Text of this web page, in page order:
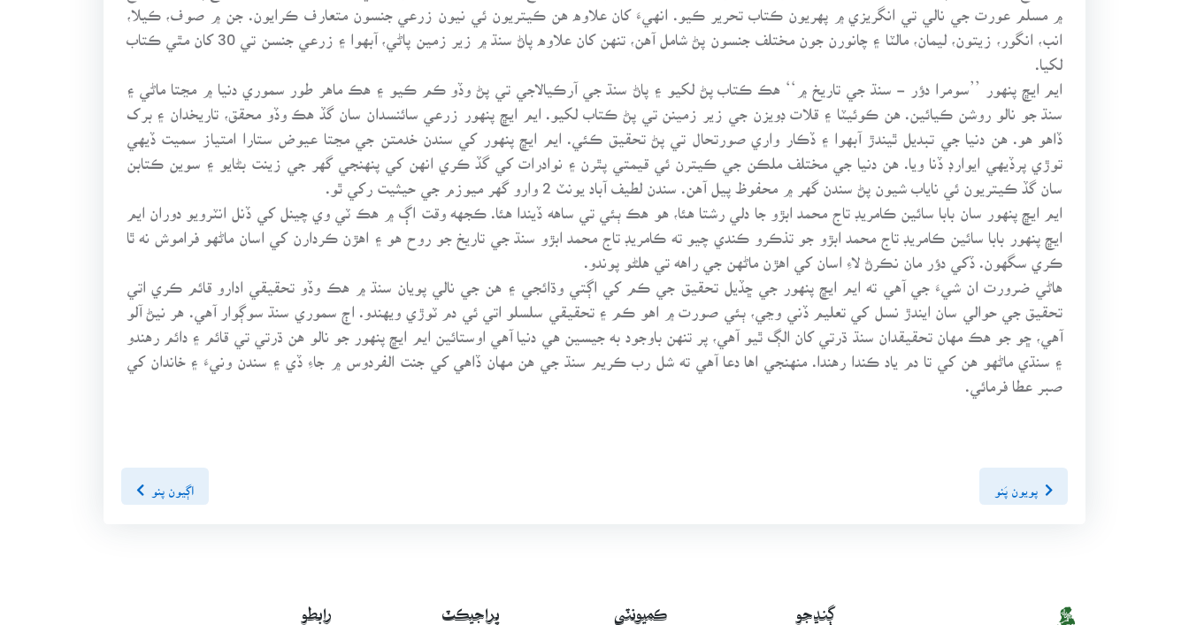
۾ مسلم عورت جي نالي تي انگريزي ۾ پهريون ڪتاب تحرير ڪيو. انهيءَ کان علاوه هن ڪيتريون ئي نيون زرعي جنسون متعارف ڪرايون. جن ۾ صوف، ڪيلا،
انب، انگور، زيتون، ليمان، مالٽا ۽ چانورن جون مختلف جنسون پڻ شامل آهن، تنهن کان علاوه پاڻ سنڌ ۾ زير زمين پاڻي، آبهوا ۽ زرعي جنسن تي 30 کان مٿي ڪتاب
لکيا.
ايم ايڇ پنهور ’’سومرا دؤر - سنڌ جي تاريخ ۾‘‘ هڪ ڪتاب پڻ لکيو ۽ پاڻ سنڌ جي آرڪيالاجي تي پڻ وڏو ڪم ڪيو ۽ هڪ ماهر طور سموري دنيا ۾ مڃتا ماڻي ۽
سنڌ جو نالو روشن ڪيائين. هن ڪوئيٽا ۽ قلات ڊويزن جي زير زمينن تي پڻ ڪتاب لکيو. ايم ايڇ پنهور زرعي سائنسدان سان گڏ هڪ وڏو محقق، تاريخدان ۽ برک
ڏاهو هو. هن دنيا جي تبديل ٿيندڙ آبهوا ۽ ڏڪار واري صورتحال تي پڻ تحقيق ڪئي. ايم ايڇ پنهور کي سندن خدمتن جي مڃتا عيوض ستارا امتياز سميت ڏيهي
توڙي پرڏيهي ايوارڊ ڏنا ويا. هن دنيا جي مختلف ملڪن جي ڪيترن ئي قيمتي پٿرن ۽ نوادرات کي گڏ ڪري انهن کي پنهنجي گهر جي زينت بڻايو ۽ سوين ڪتابن
سان گڏ ڪيتريون ئي ناياب شيون پڻ سندن گهر ۾ محفوظ پيل آهن. سندن لطيف آباد يونٽ 2 وارو گهر ميوزم جي حيثيت رکي ٿو.
ايم ايڇ پنهور سان بابا سائين ڪامريڊ تاج محمد ابڙو جا دلي رشتا هئا، هو هڪ ٻئي تي ساهه ڏيندا هئا. ڪجهه وقت اڳ ۾ هڪ ٽي وي چينل کي ڏنل انٽرويو دوران ايم
ايڇ پنهور بابا سائين ڪامريڊ تاج محمد ابڙو جو تذڪرو ڪندي چيو ته ڪامريڊ تاج محمد ابڙو سنڌ جي تاريخ جو روح هو ۽ اهڙن ڪردارن کي اسان ماڻهو فراموش نه ٿا
ڪري سگهون. ڏکي دؤر مان نڪرڻ لاءِ اسان کي اهڙن ماڻهن جي راهه تي هلڻو پوندو.
هاڻي ضرورت ان شيءَ جي آهي ته ايم ايڇ پنهور جي ڇڏيل تحقيق جي ڪم کي اڳتي وڌائجي ۽ هن جي نالي پويان سنڌ ۾ هڪ وڏو تحقيقي ادارو قائم ڪري اتي
تحقيق جي حوالي سان ايندڙ نسل کي تعليم ڏني وڃي، ٻئي صورت ۾ اهو ڪم ۽ تحقيقي سلسلو اتي ئي دم ٽوڙي ويهندو. اڄ سموري سنڌ سوڳوار آهي. هر نيڻ آلو
آهي، ڇو جو هڪ مهان تحقيقدان سنڌ ڌرتي کان الڳ ٿيو آهي، پر تنهن باوجود به جيسين هي دنيا آهي اوستائين ايم ايڇ پنهور جو نالو هن ڌرتي تي قائم ۽ دائم رهندو
۽ سنڌي ماڻهو هن کي تا دم ياد ڪندا رهندا. منهنجي اها دعا آهي ته شل رب ڪريم سنڌ جي هن مهان ڏاهي کي جنت الفردوس ۾ جاءِ ڏي ۽ سندن ونيءَ ۽ خاندان کي
صبر عطا فرمائي.
پويون پَنو اڳيون پنو
ڳنڍجو ڪميونٽي پراجيڪٽ رابطو